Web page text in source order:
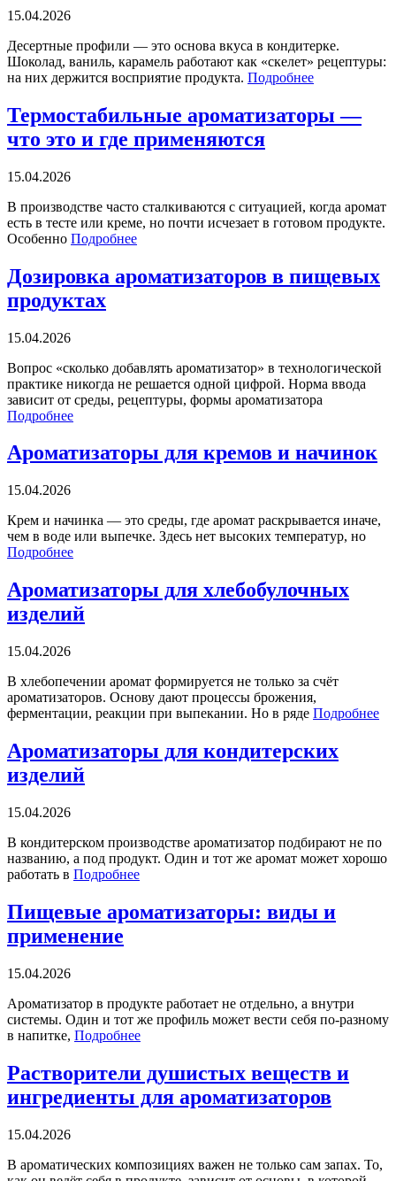
15.04.2026
Десертные профили — это основа вкуса в кондитерке.
Шоколад, ваниль, карамель работают как «скелет» рецептуры:
на них держится восприятие продукта. Подробнее
Термостабильные ароматизаторы —
что это и где применяются
15.04.2026
В производстве часто сталкиваются с ситуацией, когда аромат
есть в тесте или креме, но почти исчезает в готовом продукте.
Особенно Подробнее
Дозировка ароматизаторов в пищевых
продуктах
15.04.2026
Вопрос «сколько добавлять ароматизатор» в технологической
практике никогда не решается одной цифрой. Норма ввода
зависит от среды, рецептуры, формы ароматизатора
Подробнее
Ароматизаторы для кремов и начинок
15.04.2026
Крем и начинка — это среды, где аромат раскрывается иначе,
чем в воде или выпечке. Здесь нет высоких температур, но
Подробнее
Ароматизаторы для хлебобулочных
изделий
15.04.2026
В хлебопечении аромат формируется не только за счёт
ароматизаторов. Основу дают процессы брожения,
ферментации, реакции при выпекании. Но в ряде Подробнее
Ароматизаторы для кондитерских
изделий
15.04.2026
В кондитерском производстве ароматизатор подбирают не по
названию, а под продукт. Один и тот же аромат может хорошо
работать в Подробнее
Пищевые ароматизаторы: виды и
применение
15.04.2026
Ароматизатор в продукте работает не отдельно, а внутри
системы. Один и тот же профиль может вести себя по-разному
в напитке, Подробнее
Растворители душистых веществ и
ингредиенты для ароматизаторов
15.04.2026
В ароматических композициях важен не только сам запах. То,